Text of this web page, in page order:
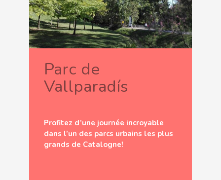
Parc de
Vallparadís
Profitez d’une journée incroyable
dans l’un des parcs urbains les plus
grands de Catalogne!